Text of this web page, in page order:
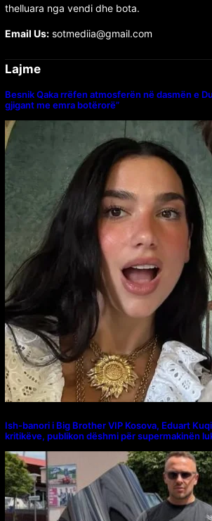
thelluara nga vendi dhe bota.
Email Us:sotmediia@gmail.com
Lajme
Besnik Qaka rrëfen atmosferën në dasmën e
gjigant me emra botërorë”
Ish-banori i Big Brother VIP Kosova, Eduart
kritikëve, publikon dëshmi për supermakinën